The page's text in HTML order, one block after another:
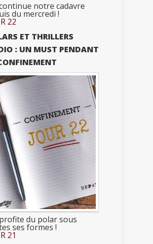
notre cadavre
du mercredi !
22
ET THRILLERS
: UN MUST PENDANT
du polar sous
ses formes !
21